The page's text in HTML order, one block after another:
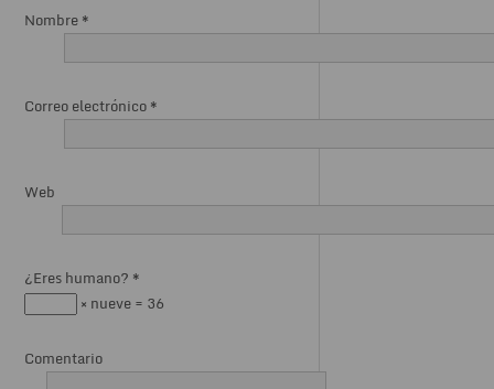
Nombre*
Correo electrónico*
Web
¿Eres humano? *
× nueve = 36
Comentario